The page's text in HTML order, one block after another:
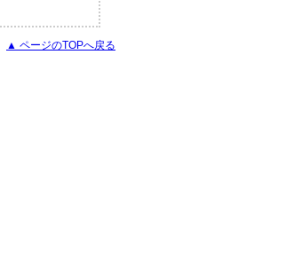
▲ ページのTOPへ戻る